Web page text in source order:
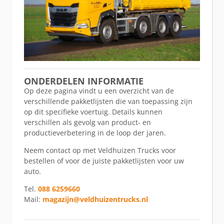
ONDERDELEN INFORMATIE
Op deze pagina vindt u een overzicht van de
verschillende pakketlijsten die van toepassing zijn
op dit specifieke voertuig. Details kunnen
verschillen als gevolg van product- en
productieverbetering in de loop der jaren.
Neem contact op met Veldhuizen Trucks voor
bestellen of voor de juiste pakketlijsten voor uw
auto.
Tel. 088 6259660
Mail: magazijn@veldhuizentrucks.nl